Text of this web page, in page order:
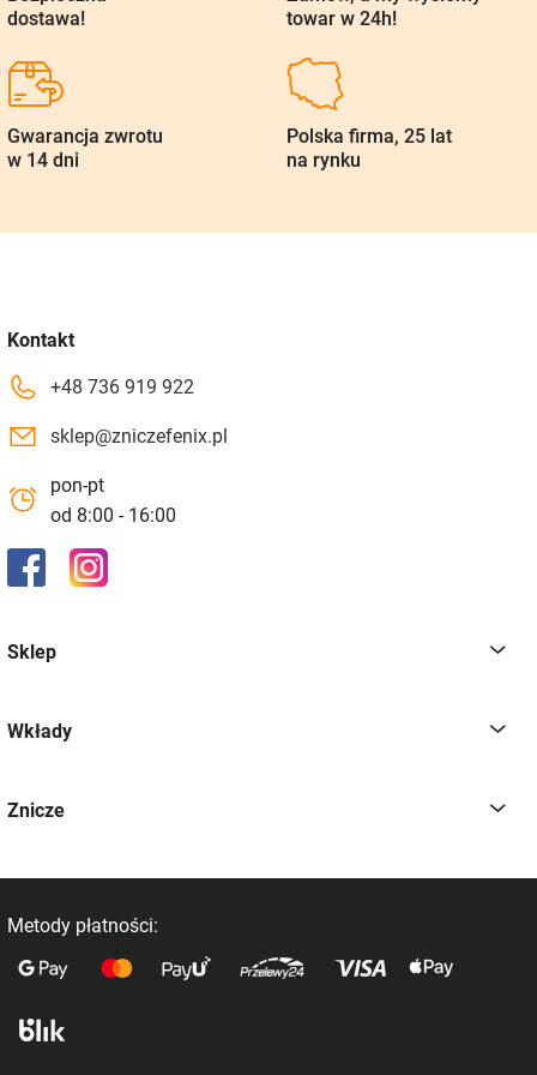
dostawa!
towar w 24h!
Gwarancja zwrotu
w 14 dni
Polska firma, 25 lat
na rynku
Kontakt
+48 736 919 922
sklep@zniczefenix.pl
pon-pt
od 8:00 - 16:00
Sklep
Wkłady
Znicze
Metody płatności: